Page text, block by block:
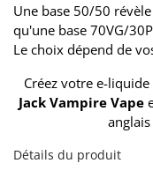
Une base 50/50
qu'une base 70VG/
Le choix dépend de
Créez votre e-
Jack Vampire Vape
Détails du produit